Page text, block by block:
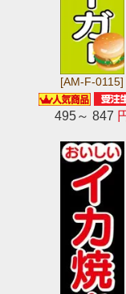
[AM-F-0115]
495～ 847